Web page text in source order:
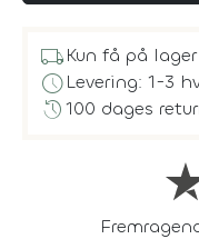
local_shippingKun få på lager
scheduleLevering: 1-3
history100 dages